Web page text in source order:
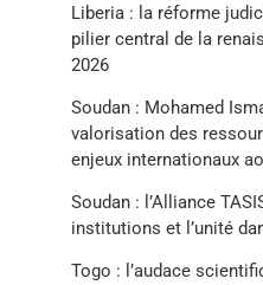
Liberia : la réforme
pilier central de la
2026
Soudan : Mohamed
valorisation des
enjeux internationaux
Soudan : l’Alliance
institutions et l’unité
Togo : l’audace